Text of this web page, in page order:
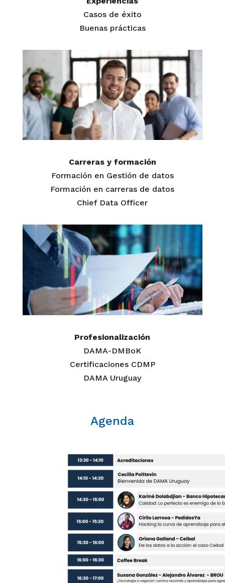
Casos de éxito
Buenas prácticas
Carreras y formación
Formación en Gestión de datos
Formación en carreras de datos
Chief Data Officer
Profesionalización
DAMA-DMBoK
Certificaciones CDMP
DAMA Uruguay
Agenda